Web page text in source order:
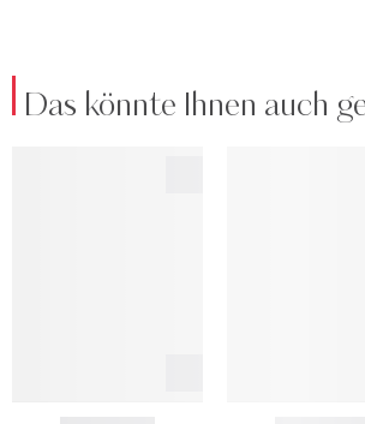
Das könnte Ihnen auch